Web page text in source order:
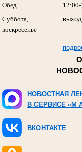
Обед
Суббота,
воскресенье
НОВОСТНАЯ
В СЕРВИСЕ «M
ВКОНТАКТЕ